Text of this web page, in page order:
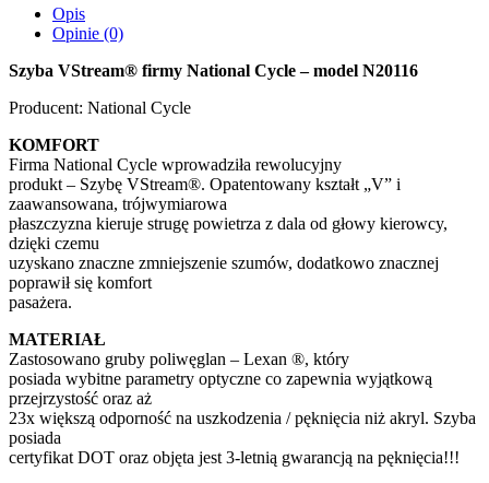
Opis
Opinie (0)
Szyba VStream® firmy National Cycle – model N20116
Producent: National Cycle
KOMFORT
Firma National Cycle wprowadziła rewolucyjny
produkt – Szybę VStream®. Opatentowany kształt „V” i
zaawansowana, trójwymiarowa
płaszczyzna kieruje strugę powietrza z dala od głowy kierowcy,
dzięki czemu
uzyskano znaczne zmniejszenie szumów, dodatkowo znacznej
poprawił się komfort
pasażera.
MATERIAŁ
Zastosowano gruby poliwęglan – Lexan ®, który
posiada wybitne parametry optyczne co zapewnia wyjątkową
przejrzystość oraz aż
23x większą odporność na uszkodzenia / pęknięcia niż akryl. Szyba
posiada
certyfikat DOT oraz objęta jest 3-letnią gwarancją na pęknięcia!!!